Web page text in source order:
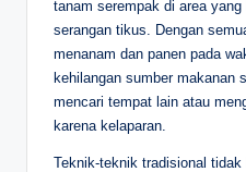
tanam serempak di area
serangan tikus. Dengan
menanam dan panen pada
kehilangan sumber makanan
mencari tempat lain atau
karena kelaparan.
Teknik-teknik tradisional